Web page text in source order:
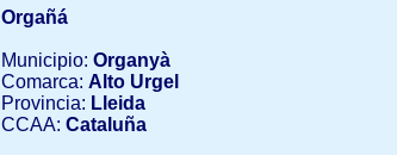
Orgañá
Municipio: Organyà
Comarca: Alto Urgel
Provincia: Lleida
CCAA: Cataluña